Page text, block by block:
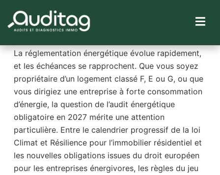
La réglementation énergétique évolue rapidement,
et les échéances se rapprochent. Que vous soyez
propriétaire d’un logement classé F, E ou G, ou que
vous dirigiez une entreprise à forte consommation
d’énergie, la question de l’audit énergétique
obligatoire en 2027 mérite une attention
particulière. Entre le calendrier progressif de la loi
Climat et Résilience pour l’immobilier résidentiel et
les nouvelles obligations issues du droit européen
pour les entreprises énergivores, les règles du jeu